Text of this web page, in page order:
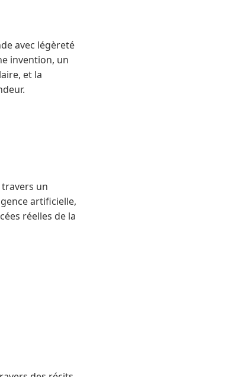
avec légèreté
invention, un
et la
travers un
artificielle,
réelles de la